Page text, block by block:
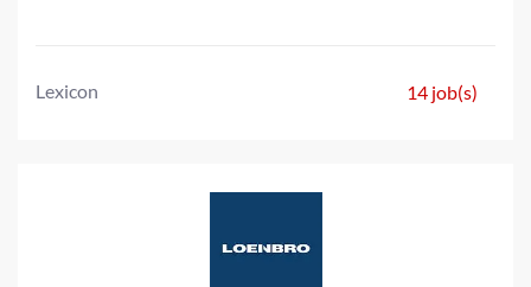
Lexicon 14 job(s)